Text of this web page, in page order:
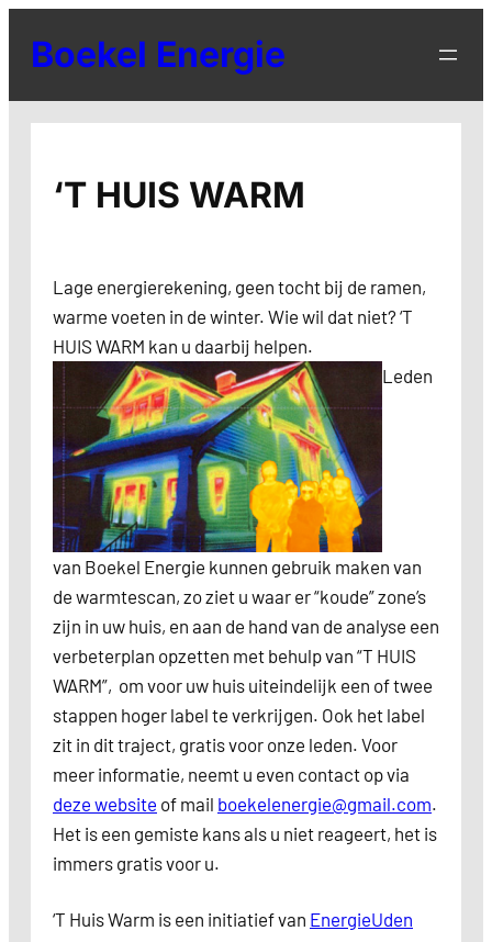
naarBoekel Energie
‘T HUIS WARM
Lage energierekening, geen tocht bij de ramen,
warme voeten in de winter. Wie wil dat niet? ‘T
HUIS WARM kan u daarbij helpen.
Leden
van Boekel Energie kunnen gebruik maken van
de warmtescan, zo ziet u waar er “koude” zone’s
zijn in uw huis, en aan de hand van de analyse een
verbeterplan opzetten met behulp van “T HUIS
WARM”, om voor uw huis uiteindelijk een of twee
stappen hoger label te verkrijgen. Ook het label
zit in dit traject, gratis voor onze leden. Voor
meer informatie, neemt u even contact op via
deze website of mail boekelenergie@gmail.com.
Het is een gemiste kans als u niet reageert, het is
immers gratis voor u.
‘T Huis Warm is een initiatief van EnergieUden